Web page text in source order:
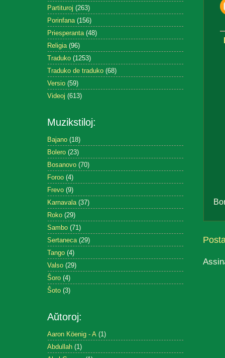
Partituroj (263)
Porinfana (156)
Priesperanta (48)
Religia (96)
Traduko (1253)
Traduko de traduko (68)
Versio (59)
Videoj (613)
Muzikstiloj:
Bajano (18)
Bolero (23)
Bosanovo (70)
Foroo (4)
Frevo (9)
Karnavala (37)
Roko (29)
Sambo (71)
Sertaneca (29)
Tango (4)
Valso (29)
Ŝoro (4)
Ŝoto (3)
Aŭtoroj:
Aaron Köenig - A (1)
Abdullah (1)